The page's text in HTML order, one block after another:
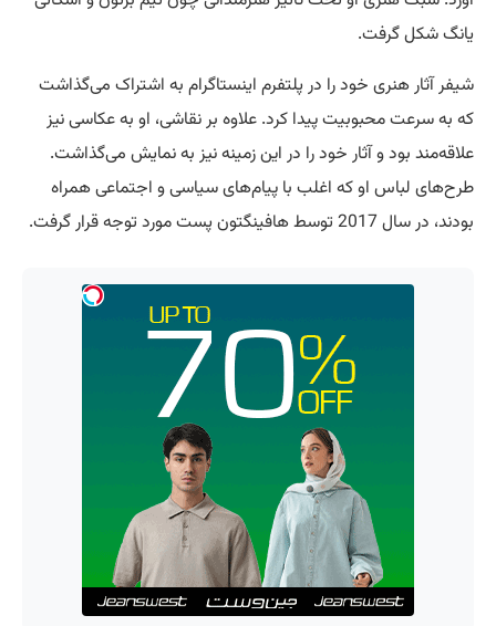
یانگ شکل گرفت.
شیفر آثار هنری خود را در پلتفرم اینستاگرام به اشتراک می‌گذاشت
که به سرعت محبوبیت پیدا کرد. علاوه بر نقاشی، او به عکاسی نیز
علاقه‌مند بود و آثار خود را در این زمینه نیز به نمایش می‌گذاشت.
طرح‌های لباس او که اغلب با پیام‌های سیاسی و اجتماعی همراه
بودند، در سال 2017 توسط هافینگتون پست مورد توجه قرار گرفت.